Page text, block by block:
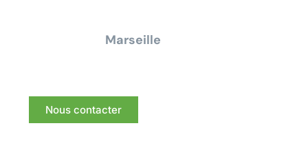
Marseille
Nous contacter